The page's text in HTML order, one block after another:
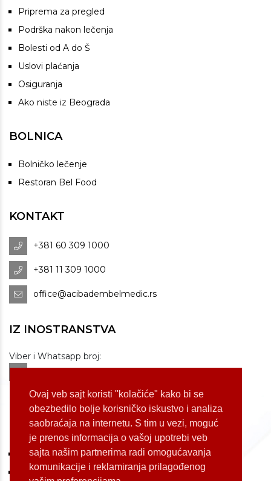
Ovaj veb sajt koristi "kolačiće" kako bi se
obezbedilo bolje korisničko iskustvo i analiza
saobraćaja na internetu. S tim u vezi, moguć
je prenos informacija o vašoj upotrebi veb
sajta našim partnerima radi omogućavanja
komunikacije i reklamiranja prilagođenog
Priprema za pregled
Podrška nakon lečenja
Bolesti od A do Š
Uslovi plaćanja
Osiguranja
Ako niste iz Beograda
BOLNICA
Bolničko lečenje
Restoran Bel Food
KONTAKT
+381 60 309 1000
+381 11 309 1000
office@acibadembelmedic.rs
IZ INOSTRANSTVA
Viber i Whatsapp broj:
+381 60 309 1070
Dostupnost: od 07 do 22h
LOKACIJE
Koste Jovanovića 87 (Voždovac)
Bulevar Oslobođenja 155 (Voždovac)